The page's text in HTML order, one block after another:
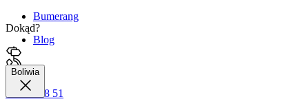
Bumerang
Blog
42 680 38 51
Dokąd?
Boliwia